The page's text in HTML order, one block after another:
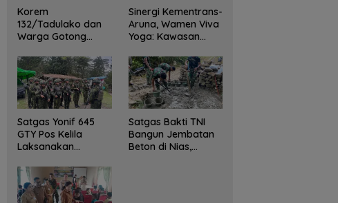
Korem
132/Tadulako dan
Warga Gotong
Gedung Juang Palu
Sinergi Kementrans-
Aruna, Wamen Viva
Yoga: Kawasan
Sukses Ekspor
Rajungan Ke Pasar
Global
Satgas Yonif 645
GTY Pos Kelila
Laksanakan
Anjangsana
Ketempat Tokoh
Adat dan Lurah
Satgas Bakti TNI
Bangun Jembatan
Beton di Nias,